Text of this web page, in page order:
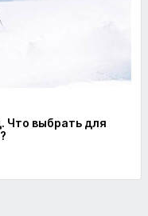
Что выбрать для